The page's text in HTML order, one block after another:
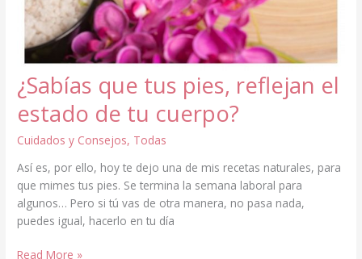
¿Sabías que tus pies, reflejan el
estado de tu cuerpo?
Cuidados y Consejos, Todas
Así es, por ello, hoy te dejo una de mis recetas naturales, para
que mimes tus pies. Se termina la semana laboral para
algunos… Pero si tú vas de otra manera, no pasa nada,
puedes igual, hacerlo en tu día
¿Sabías
Read More »